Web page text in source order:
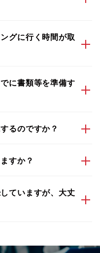
グに行く時間が取
に書類等を準備す
るのですか？
すか？
ていますが、大丈